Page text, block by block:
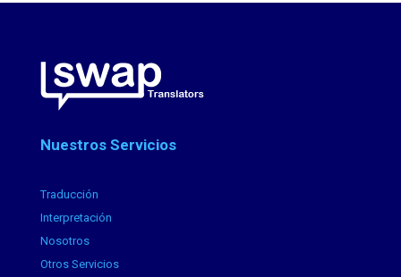
Nuestros Servicios
Traducción
Interpretación
Nosotros
Otros Servicios